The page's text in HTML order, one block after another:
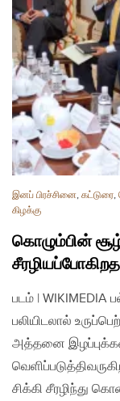
இனப் பிரச்சினை, கட்டுரை,
கிழக்கு
கொழும்பின்
படம் |
பலியிடலால்
அத்தனை
சிக்கி சீரழிந்து